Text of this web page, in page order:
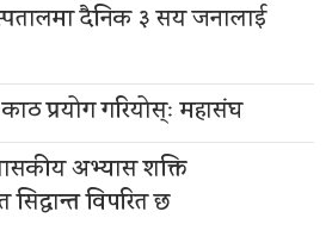
दैनिक ३ सय जनालाई
प्रयोग गरियोस्ः महासंघ
अभ्यास शक्ति
विपरित छ